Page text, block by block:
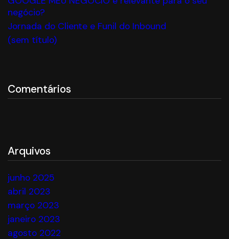
negócio?
Jornada do Cliente e Funil do Inbound
(sem título)
Comentários
Arquivos
junho 2025
abril 2023
março 2023
janeiro 2023
agosto 2022